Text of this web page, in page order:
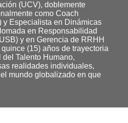
(UCV), doblemente
como Coach
y Especialista en Dinámicas
en Responsabilidad
y en Gerencia de RRHH
(15) años de trayectoria
Talento Humano,
realidades individuales,
mundo globalizado en que